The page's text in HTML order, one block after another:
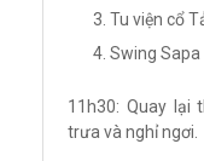
Tu viện cổ
Swing Sapa
11h30: Quay lại
trưa và nghỉ ngơi.